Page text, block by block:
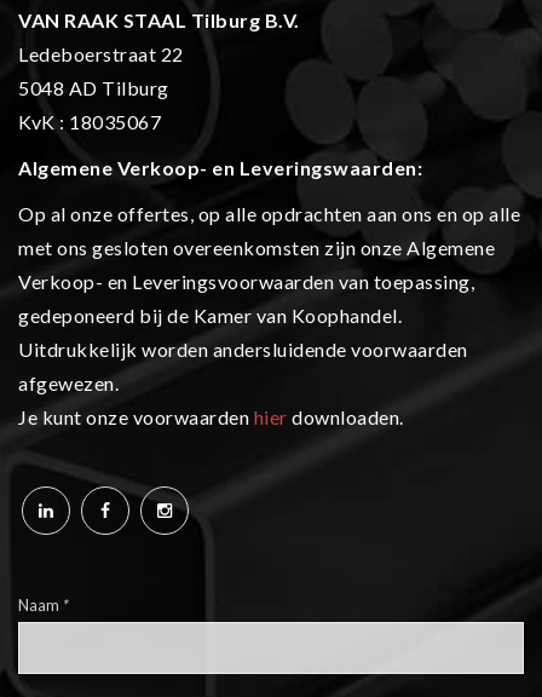
VAN RAAK STAAL Tilburg B.V.
Ledeboerstraat 22
5048 AD Tilburg
KvK : 18035067
Algemene Verkoop- en Leveringswaarden:
Op al onze offertes, op alle opdrachten aan ons en op alle
met ons gesloten overeenkomsten zijn onze Algemene
Verkoop- en Leveringsvoorwaarden van toepassing,
gedeponeerd bij de Kamer van Koophandel.
Uitdrukkelijk worden andersluidende voorwaarden
afgewezen.
Je kunt onze voorwaarden hier downloaden.
Naam *